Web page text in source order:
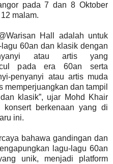
pada 7 dan 8 Oktober
malam.
Hall adalah untuk
60an dan klasik dengan
atau artis yang
pada era 60an serta
penyanyi atau artis muda
dan tampil
klasik”, ujar Mohd Khair
berkenaan yang di
ini.
bahawa gandingan dan
lagu-lagu 60an
unik, menjadi platform